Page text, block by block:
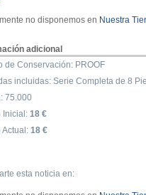
no disponemos en Nuestra
adicional
de Conservación: PROOF
incluidas: Serie Completa de 8
75.000
Inicial: 18 €
Actual: 18 €
esta noticia en: